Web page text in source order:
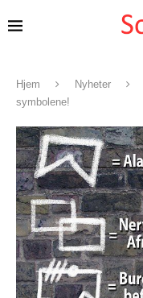
Hjem Nyheter
symbolene!